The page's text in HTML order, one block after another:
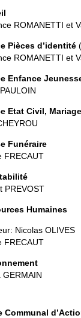
ROMANETTI et
Pièces d’identité
ROMANETTI et
Enfance
Etat Civil,
Funéraire
FRECAUT
PREVOST
Humaines
Nicolas OLIVES
FRECAUT
GERMAIN
Communal